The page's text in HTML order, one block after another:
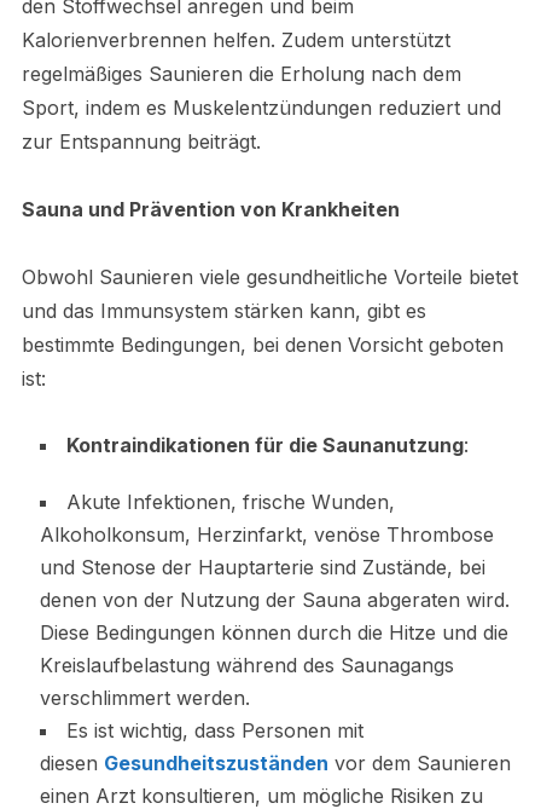
den Stoffwechsel anregen und beim
Kalorienverbrennen helfen. Zudem unterstützt
regelmäßiges Saunieren die Erholung nach dem
Sport, indem es Muskelentzündungen reduziert und
zur Entspannung beiträgt.
Sauna und Prävention von Krankheiten
Obwohl Saunieren viele gesundheitliche Vorteile bietet
und das Immunsystem stärken kann, gibt es
bestimmte Bedingungen, bei denen Vorsicht geboten
ist:
Kontraindikationen für die Saunanutzung:
Akute Infektionen, frische Wunden,
Alkoholkonsum, Herzinfarkt, venöse Thrombose
und Stenose der Hauptarterie sind Zustände, bei
denen von der Nutzung der Sauna abgeraten wird.
Diese Bedingungen können durch die Hitze und die
Kreislaufbelastung während des Saunagangs
verschlimmert werden.
Es ist wichtig, dass Personen mit
diesen Gesundheitszuständen vor dem Saunieren
einen Arzt konsultieren, um mögliche Risiken zu